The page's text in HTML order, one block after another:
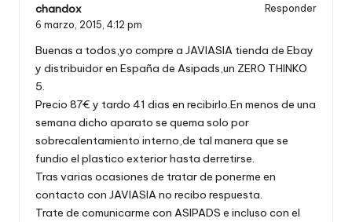
chandox
Responder
6 marzo, 2015, 4:12 pm
Buenas a todos,yo compre a JAVIASIA tienda de Ebay
y distribuidor en España de Asipads,un ZERO THINKO
5.
Precio 87€ y tardo 41 dias en recibirlo.En menos de una
semana dicho aparato se quema solo por
sobrecalentamiento interno,de tal manera que se
fundio el plastico exterior hasta derretirse.
Tras varias ocasiones de tratar de ponerme en
contacto con JAVIASIA no recibo respuesta.
Trate de comunicarme con ASIPADS e incluso con el